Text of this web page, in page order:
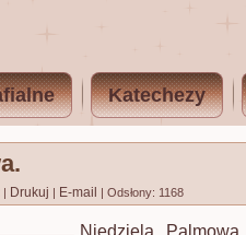
Katechezy
| Drukuj | E-mail | Odsłony: 1168
Niedziela